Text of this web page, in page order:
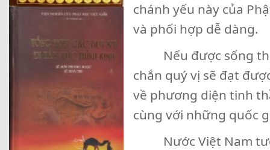
chánh yếu này của
và phối hợp dễ dàng.
Nếu được sống
chắn quý vị sẽ đạt
về phương diện tinh
cùng với những quốc
Nước Việt Nam